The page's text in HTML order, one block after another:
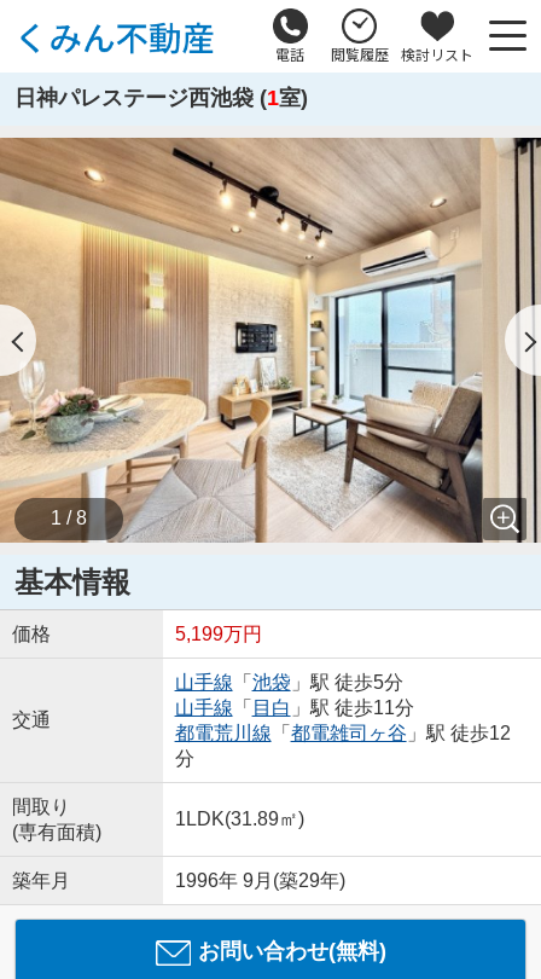
電話 閲覧履歴 検討リスト
日神パレステージ西池袋 (1室)
1 / 8
基本情報
価格 5,199万円
交通
山手線 「 池袋 」駅 徒歩5分
山手線 「 目白 」駅 徒歩11分
都電荒川線 「 都電雑司ヶ谷 」駅 徒歩12
分
間取り
(専有面積)
1LDK(31.89㎡)
築年月 1996年 9月(築29年)
お問い合わせ(無料)